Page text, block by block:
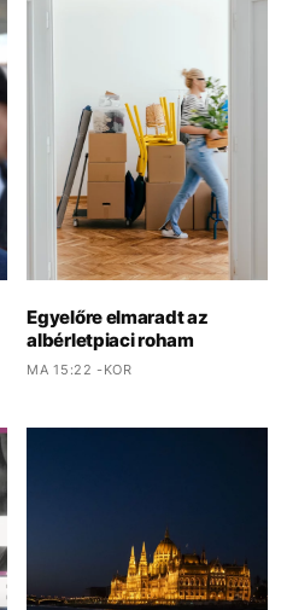
Egyelőre elmaradt az
albérletpiaci roham
MA 15:22 -KOR